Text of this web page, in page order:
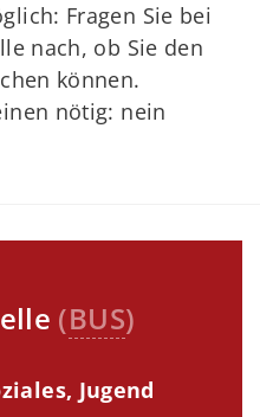
Fragen Sie bei
nach, ob Sie den
können.
nötig: nein
(BUS)
Jugend